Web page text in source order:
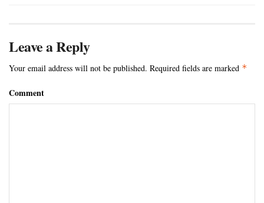
Leave a Reply
Your email address will not be published. Required fields are marked *
Comment